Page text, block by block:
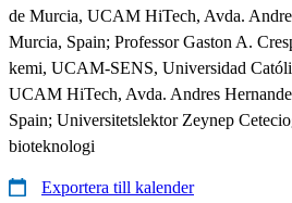
de Murcia, UCAM HiTech, Avda.
Murcia, Spain; Professor Gaston A.
kemi, UCAM-SENS, Universidad
UCAM HiTech, Avda. Andres
Spain; Universitetslektor Zeynep
bioteknologi
Exportera till kalender